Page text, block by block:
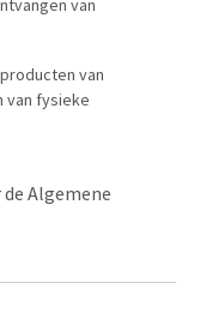
van
van
van fysieke
Algemene